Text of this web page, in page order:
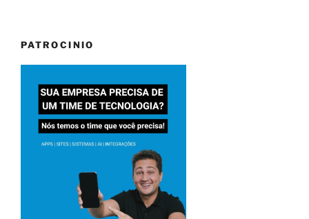
PATROCINIO